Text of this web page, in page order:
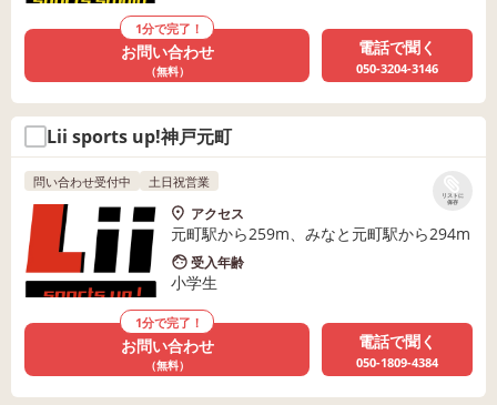
1分で完了！
お問い合わせ
（無料）
電話で聞く
050-3204-3146
Lii sports up!神戸元町
リストに
保存
問い合わせ受付中 土日祝営業
アクセス
元町駅から259m、みなと元町駅から294m
受入年齢
小学生
1分で完了！
お問い合わせ
（無料）
電話で聞く
050-1809-4384